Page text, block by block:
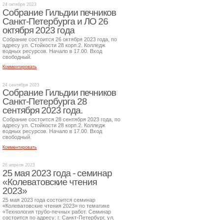
24 октября 2023
Собрание Гильдии печников
Санкт-Петербурга и ЛО 26
октября 2023 года
Собрание состоится 26 октября 2023 года, по
адресу ул. Стойкости 28 корп.2. Колледж
водных ресурсов. Начало в 17.00. Вход
свободный.
Комментировать
24 сентября 2023
Собрание Гильдии печников
Санкт-Петербурга 28
сентября 2023 года.
Собрание состоится 28 сентября 2023 года, по
адресу ул. Стойкости 28 корп.2. Колледж
водных ресурсов. Начало в 17.00. Вход
свободный.
Комментировать
26 апреля 2023
25 мая 2023 года - семинар
«Колеватовские чтения
2023»
25 мая 2023 года состоится семинар
«Колеватовские чтения 2023» по тематике
«Технология трубо-печных работ. Семинар
состоится по адресу: г. Санкт-Петербург, ул.